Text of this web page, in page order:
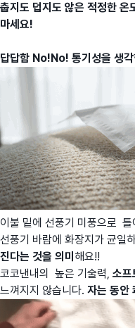
춥지도 덥지도 않은 적정한 온
마세요!
답답함 No!No! 통기성을 생
이불 밑에 선풍기 미풍으로 틀
선풍기 바람에 화장지가 균일
진다는 것을 의미 해요!!
코코낸내의 높은 기술력, 소
느껴지지 않습니다. 자는 동안